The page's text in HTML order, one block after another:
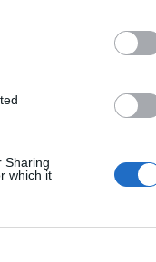
Sharing
which it
Davidonytė teigia,
tol, kol nebus
trijų žiniasklaidos